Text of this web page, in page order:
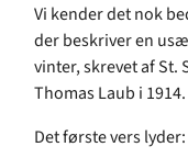
Vi kender det nok
der beskriver en
vinter, skrevet af St.
Thomas Laub i 1914.
Det første vers lyder: